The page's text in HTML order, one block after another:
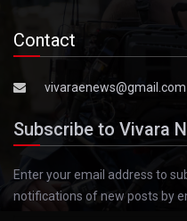
Contact
vivaraenews@gmail.com
Subscribe to Vivara
Enter your email address to
notifications of new posts by